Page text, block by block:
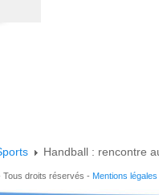
Handball : rencontre
Tous droits réservés - Mentions légales